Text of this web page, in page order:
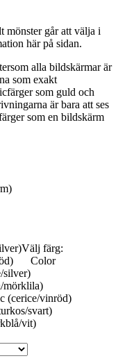
mönster går att välja i
här på sidan.
alla bildskärmar är
som exakt
som guld och
är bara att ses
som en bildskärm
Välj färg:
Color